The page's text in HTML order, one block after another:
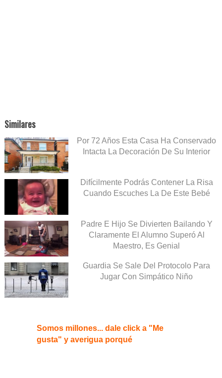
Similares
Por 72 Años Esta Casa Ha Conservado
Intacta La Decoración De Su Interior
Difícilmente Podrás Contener La Risa
Cuando Escuches La De Este Bebé
Padre E Hijo Se Divierten Bailando Y
Claramente El Alumno Superó Al
Maestro, Es Genial
Guardia Se Sale Del Protocolo Para
Jugar Con Simpático Niño
Somos millones... dale click a "Me
gusta" y averigua porqué